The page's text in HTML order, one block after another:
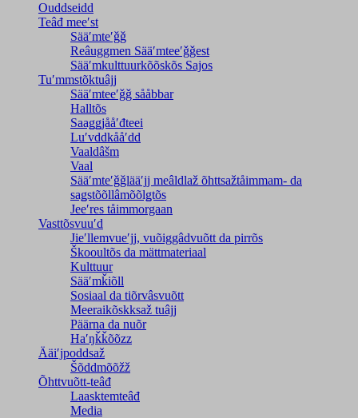
Ouddseidd
Teâđ meeʹst
Sääʹmteʹǧǧ
Reâuggmen Sääʹmteeʹǧǧest
Sääʹmkulttuurkõõskõs Sajos
Tuʹmmstõktuâjj
Sääʹmteeʹǧǧ sååbbar
Halltõs
Saaǥǥjååʹđteei
Luʹvddkååʹdd
Vaaldâšm
Vaal
Sääʹmteʹǧǧlääʹjj meâldlaž õhttsažtåimmam- da
saǥstõõllâmõõlǥtõs
Jeeʹres tåimmorgaan
Vasttõsvuuʹd
Jieʹllemvueʹjj, vuõiggâdvuõtt da pirrõs
Škooultõs da mättmateriaal
Kulttuur
Sääʹmǩiõll
Sosiaal da tiõrvâsvuõtt
Meeraikõskksaž tuâjj
Päärna da nuõr
Haʹŋǩǩõõzz
Ääiʹjpoddsaž
Šõddmõõžž
Õhttvuõtt-teâđ
Laasktemteâđ
Media